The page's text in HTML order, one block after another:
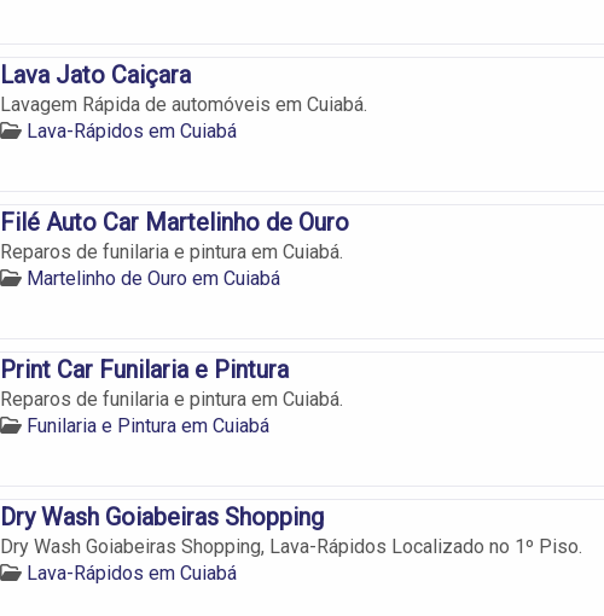
Lava Jato Caiçara
Lavagem Rápida de automóveis em Cuiabá.
Lava-Rápidos em Cuiabá
Filé Auto Car Martelinho de Ouro
Reparos de funilaria e pintura em Cuiabá.
Martelinho de Ouro em Cuiabá
Print Car Funilaria e Pintura
Reparos de funilaria e pintura em Cuiabá.
Funilaria e Pintura em Cuiabá
Dry Wash Goiabeiras Shopping
Dry Wash Goiabeiras Shopping, Lava-Rápidos Localizado no 1º Piso.
Lava-Rápidos em Cuiabá